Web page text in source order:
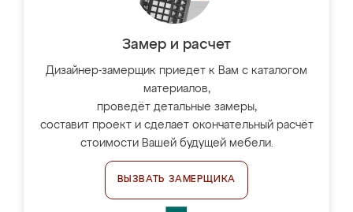
Замер и расчет
Дизайнер-замерщик приедет к Вам с каталогом
материалов,
проведёт детальные замеры,
составит проект и сделает окончательный расчёт
стоимости Вашей будущей мебели.
ВЫЗВАТЬ ЗАМЕРЩИКА